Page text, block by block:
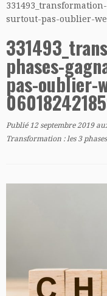
surtout-pas-oublier-
phases-
pas-oublier-
Publié 12 septembre 2019
Transformation : les 3